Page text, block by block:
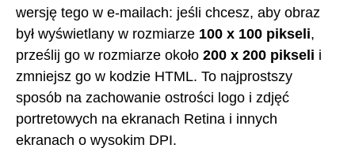
wersję tego w e-mailach: jeśli chcesz, aby obraz
był wyświetlany w rozmiarze 100 x 100 pikseli,
prześlij go w rozmiarze około 200 x 200 pikseli i
zmniejsz go w kodzie HTML. To najprostszy
sposób na zachowanie ostrości logo i zdjęć
portretowych na ekranach Retina i innych
ekranach o wysokim DPI.